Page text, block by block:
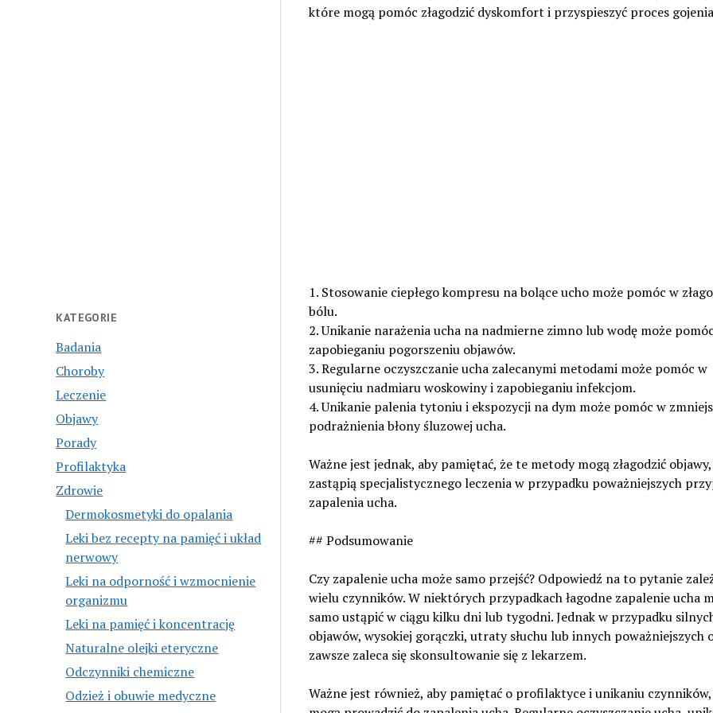
KATEGORIE
Badania
Choroby
Leczenie
Objawy
Porady
Profilaktyka
Zdrowie
Dermokosmetyki do opalania
Leki bez recepty na pamięć i układ
nerwowy
Leki na odporność i wzmocnienie
organizmu
Leki na pamięć i koncentrację
Naturalne olejki eteryczne
Odczynniki chemiczne
Odzież i obuwie medyczne
które mogą pomóc złagodzić dyskomfort i przyspieszyć proces
1. Stosowanie ciepłego kompresu na bolące ucho może pomóc w
bólu.
2. Unikanie narażenia ucha na nadmierne zimno lub wodę może
zapobieganiu pogorszeniu objawów.
3. Regularne oczyszczanie ucha zalecanymi metodami może pomóc w
usunięciu nadmiaru woskowiny i zapobieganiu infekcjom.
4. Unikanie palenia tytoniu i ekspozycji na dym może pomóc w
podrażnienia błony śluzowej ucha.
Ważne jest jednak, aby pamiętać, że te metody mogą złagodzić
zastąpią specjalistycznego leczenia w przypadku poważniejszych
zapalenia ucha.
## Podsumowanie
Czy zapalenie ucha może samo przejść? Odpowiedź na to pytanie
wielu czynników. W niektórych przypadkach łagodne zapalenie ucha
samo ustąpić w ciągu kilku dni lub tygodni. Jednak w przypadku
objawów, wysokiej gorączki, utraty słuchu lub innych poważniejszych
zawsze zaleca się skonsultowanie się z lekarzem.
Ważne jest również, aby pamiętać o profilaktyce i unikaniu